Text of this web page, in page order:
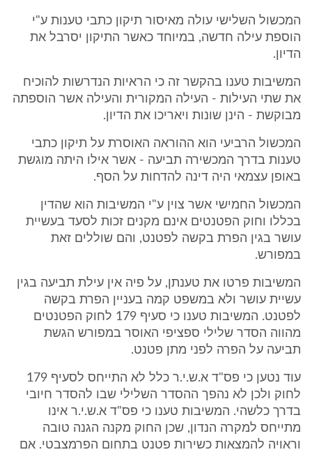
המכשול השלישי עולה מאיסור תיקון כתבי טענות ע"י
הוספת עילה חדשה, במיוחד כאשר התיקון יסרבל את
הדיון.
המשיבות טענו בהקשר זה כי הראיות הנדרשות להוכיח
את שתי העילות - העילה המקורית והעילה אשר הוספתה
מבוקשת - הינן שונות ויאריכו את הדיון.
המכשול הרביעי הוא ההוראה האוסרת על תיקון כתבי
טענות בדרך המכשירה תביעה - אשר אילו היתה מוגשת
באופן עצמאי היה דינה להדחות על הסף.
המכשול החמישי אשר צוין ע"י המשיבות הוא שהדין
בכללו וחוק הפטנטים אינם מקנים זכות לסעד בעשיית
עושר בגין הפרת בקשה לפטנט, והם שוללים זאת
במפורש.
המשיבות פרטו את טענתן, על פיה אין עילת תביעה בגין
עשיית עושר ולא במשפט קמה בעניין הפרת בקשה
לפטנט. המשיבות טענו כי סעיף 179 לחוק הפטנטים
מהווה הסדר שלילי ספציפי האוסר במפורש הגשת
תביעה על הפרה לפני מתן פטנט.
עוד נטען כי פס"ד א.ש.י.ר כלל לא התייחס לסעיף 179
לחוק ולכן לא נהפך ההסדר השלילי שבו להסדר חיובי
בדרך כלשהי. המשיבות טענו כי פס"ד א.ש.י.ר אינו
מתייחס למקרה הנדון, שכן החוק מקנה הגנה טובה
וראויה להמצאות כשירות פטנט בתחום הפרמצבטי. אם